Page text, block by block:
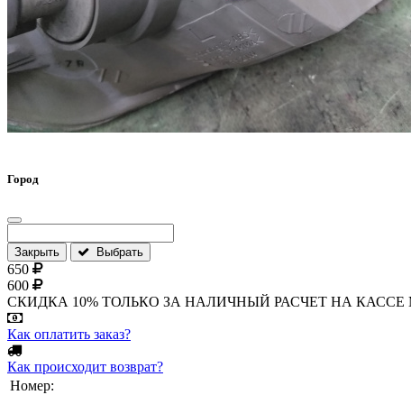
Город
Закрыть Выбрать
650
600
СКИДКА 10% ТОЛЬКО ЗА НАЛИЧНЫЙ РАСЧЕТ НА КАССЕ
Как оплатить заказ?
Как происходит возврат?
Номер: